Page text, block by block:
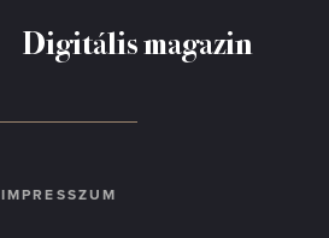
Digitális magazin
IMPRESSZUM